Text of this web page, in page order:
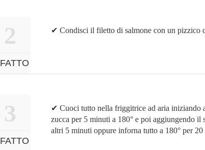
2
FATTO
✔ Condisci il filetto di salmone con un pizzico
3
FATTO
✔ Cuoci tutto nella friggitrice ad aria iniziando
zucca per 5 minuti a 180° e poi aggiungendo il
altri 5 minuti oppure inforna tutto a 180° per